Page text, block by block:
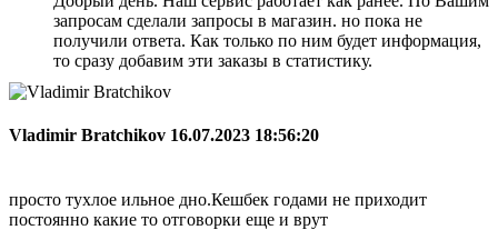
запросам сделали запросы в магазин. но пока не
получили ответа. Как только по ним будет информация,
то сразу добавим эти заказы в статистику.
Vladimir Bratchikov 16.07.2023 18:56:20
просто тухлое ильное дно.Кешбек годами не приходит
постоянно какие то отговорки еще и врут